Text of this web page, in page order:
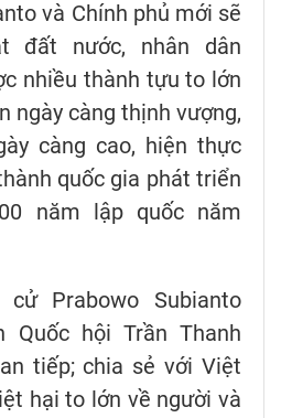
và Chính phủ mới sẽ
đất nước, nhân dân
nhiều thành tựu to lớn
ngày càng thịnh vượng,
càng cao, hiện thực
quốc gia phát triển
năm lập quốc năm
Prabowo Subianto
Quốc hội Trần Thanh
tiếp; chia sẻ với Việt
hại to lớn về người và